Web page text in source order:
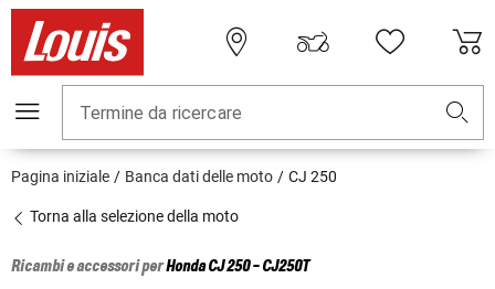
Termine da ricercare
Pagina iniziale Banca dati delle moto CJ 250
Torna alla selezione della moto
Ricambi e accessori perHondaCJ 250 - CJ250T